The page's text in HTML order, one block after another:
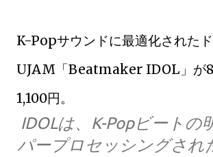
K-Popサウンドに最適化された
UJAM「Beatmaker IDOL」が
1,100円。
IDOLは、K-Popビートの
パープロセッシングされ